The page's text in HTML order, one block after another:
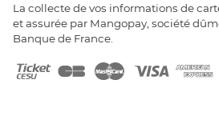
La collecte de vos informations de
et assurée par Mangopay, société
Banque de France.